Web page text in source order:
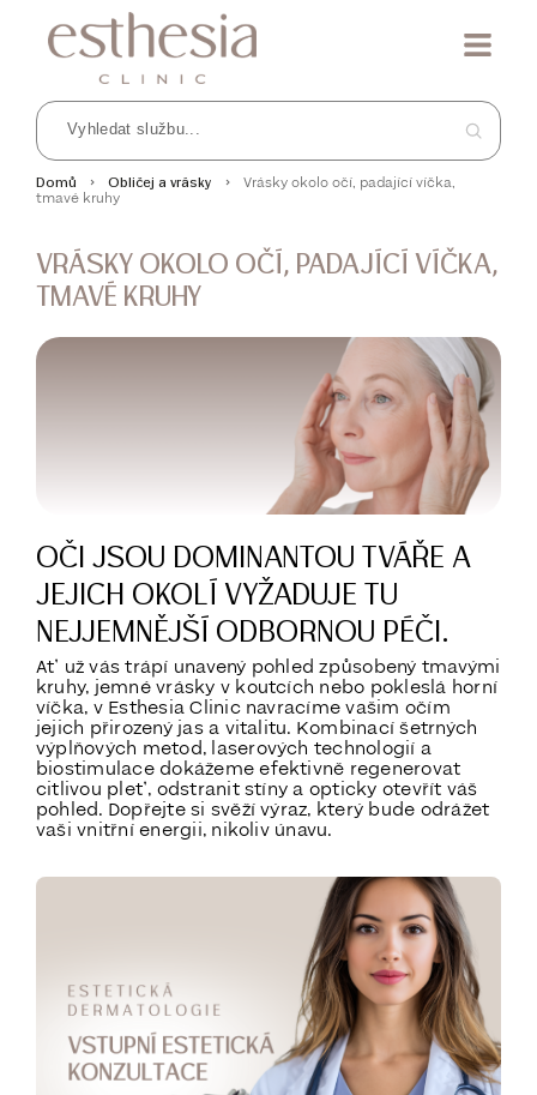
Domů Obličej a vrásky Vrásky okolo očí, padající víčka,
tmavé kruhy
VRÁSKY OKOLO OČÍ, PADAJÍCÍ VÍČKA,
TMAVÉ KRUHY
OČI JSOU DOMINANTOU TVÁŘE A
JEJICH OKOLÍ VYŽADUJE TU
NEJJEMNĚJŠÍ ODBORNOU PÉČI.
Ať už vás trápí unavený pohled způsobený tmavými
kruhy, jemné vrásky v koutcích nebo pokleslá horní
víčka, v Esthesia Clinic navracíme vašim očím
jejich přirozený jas a vitalitu. Kombinací šetrných
výplňových metod, laserových technologií a
biostimulace dokážeme efektivně regenerovat
citlivou pleť, odstranit stíny a opticky otevřít váš
pohled. Dopřejte si svěží výraz, který bude odrážet
vaši vnitřní energii, nikoliv únavu.